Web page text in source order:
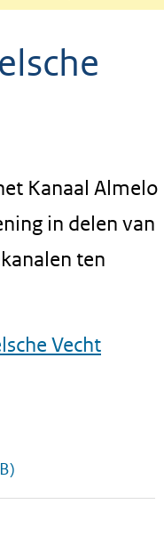
Kanaal Almelo
in delen van
ten
Vecht